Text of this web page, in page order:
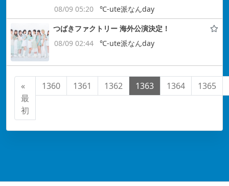
08/09 05:20
℃-ute派なんday
つばきファクトリー 海外公演決定！
08/09 02:44
℃-ute派なんday
«
最
初
1360 1361 1362 1363 1364 1365